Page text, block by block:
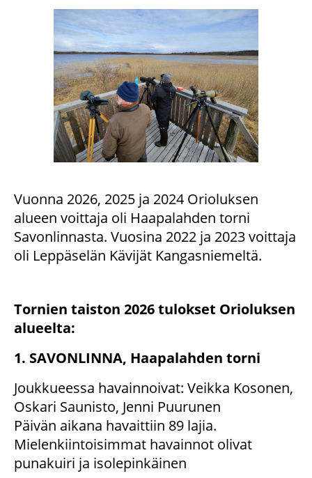
Vuonna 2026, 2025 ja 2024 Orioluksen
alueen voittaja oli Haapalahden torni
Savonlinnasta. Vuosina 2022 ja 2023 voittaja
oli Leppäselän Kävijät Kangasniemeltä.
Tornien taiston 2026 tulokset Orioluksen
alueelta:
1. SAVONLINNA, Haapalahden torni
Joukkueessa havainnoivat: Veikka Kosonen,
Oskari Saunisto, Jenni Puurunen
Päivän aikana havaittiin 89 lajia.
Mielenkiintoisimmat havainnot olivat
punakuiri ja isolepinkäinen